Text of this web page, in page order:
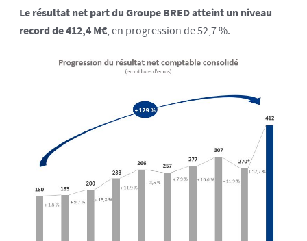
Le résultat net part du Groupe BRED atteint un niveau
record de 412,4 M€, en progression de 52,7 %.